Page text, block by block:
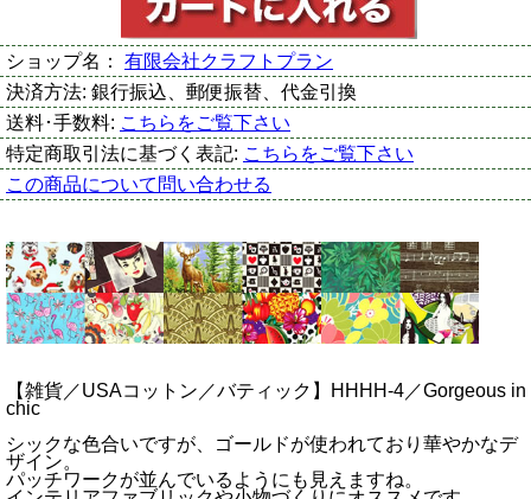
ショップ名： 有限会社クラフトプラン
決済方法: 銀行振込、郵便振替、代金引換
送料･手数料: こちらをご覧下さい
特定商取引法に基づく表記: こちらをご覧下さい
この商品について問い合わせる
【雑貨／USAコットン／バティック】HHHH-4／Gorgeous in
chic
シックな色合いですが、ゴールドが使われており華やかなデ
ザイン。
パッチワークが並んでいるようにも見えますね。